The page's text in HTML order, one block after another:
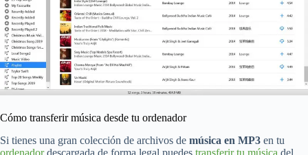
Cómo transferir música desde tu ordenador
Si tienes una gran colección de archivos de música en MP3 en tu
ordenadordescargada de forma legal puedes transferir tu música del